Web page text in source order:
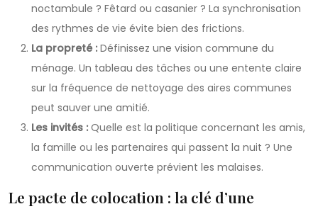
noctambule ? Fêtard ou casanier ? La synchronisation
des rythmes de vie évite bien des frictions.
La propreté : Définissez une vision commune du
ménage. Un tableau des tâches ou une entente claire
sur la fréquence de nettoyage des aires communes
peut sauver une amitié.
Les invités : Quelle est la politique concernant les amis,
la famille ou les partenaires qui passent la nuit ? Une
communication ouverte prévient les malaises.
Le pacte de colocation : la clé d’une